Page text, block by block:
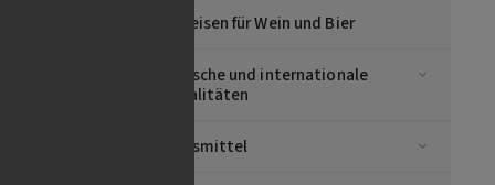
Vorspeisen für Wein und Bier
Asiatische und internationale
Spezialitäten
Lebensmittel